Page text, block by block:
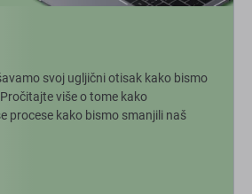
svoj ugljični otisak kako bismo
više o tome kako
procese kako bismo smanjili naš